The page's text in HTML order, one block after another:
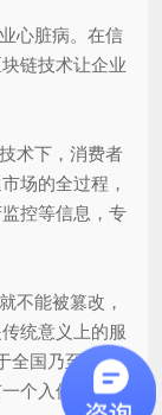
心脏病。在信
链技术让企业
术下，消费者
场的全过程，
控等信息，专
能被篡改，
统意义上的服
全国乃至全球
个入侵系统的